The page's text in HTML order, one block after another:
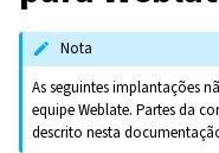
Nota
As seguintes implantações
equipe Weblate. Partes da
descrito nesta